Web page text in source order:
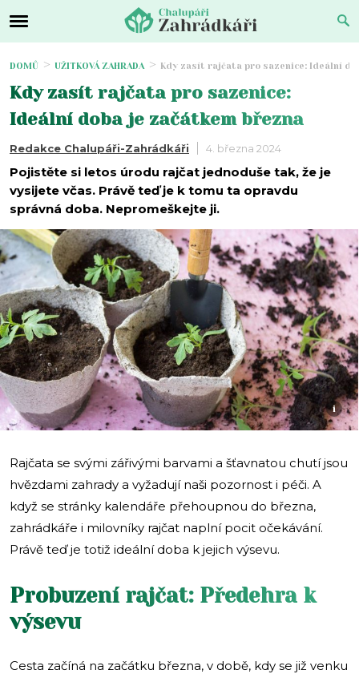
DOMŮ UŽITKOVÁ ZAHRADA Kdy zasít rajčata pro sazenice: Ideální
Kdy zasít rajčata pro sazenice:
Ideální doba je začátkem března
Redakce Chalupáři-Zahrádkáři 4. března 2024
Pojistěte si letos úrodu rajčat jednoduše tak, že je
vysijete včas. Právě teď je k tomu ta opravdu
správná doba. Nepromeškejte ji.
i
Rajčata se svými zářivými barvami a šťavnatou chutí jsou
hvězdami zahrady a vyžadují naši pozornost i péči. A
když se stránky kalendáře přehoupnou do března,
zahrádkáře i milovníky rajčat naplní pocit očekávání.
Právě teď je totiž ideální doba k jejich výsevu.
Probuzení rajčat: Předehra k
výsevu
Cesta začíná na začátku března, v době, kdy se již venku